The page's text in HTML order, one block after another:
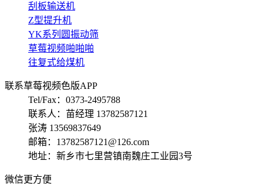
刮板输送机
Z型提升机
YK系列圆振动筛
草莓视频啪啪啪
往复式给煤机
联系草莓视频色版APP
Tel/Fax：0373-2495788
联系人：苗经理 13782587121
张涛 13569837649
邮箱：13782587121@126.com
地址：新乡市七里营镇南魏庄工业园3号
微信更方便